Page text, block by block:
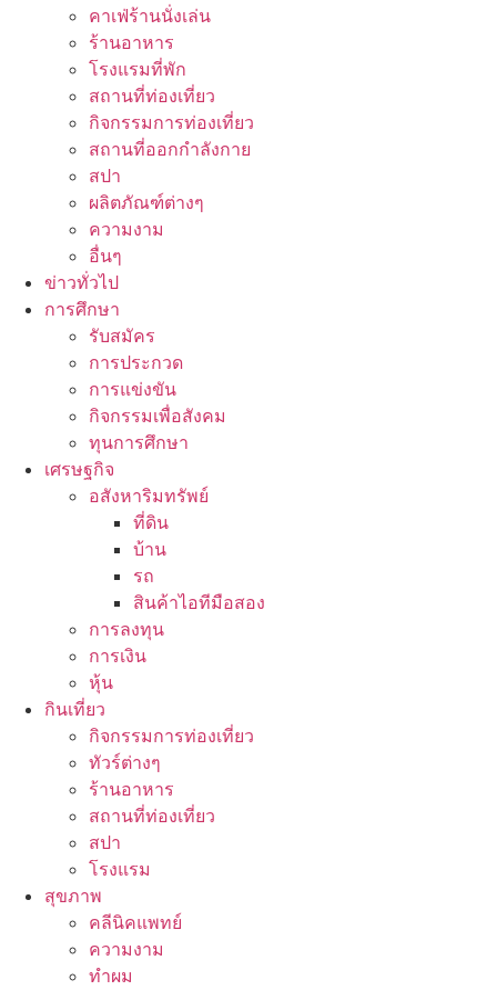
คาเฟ่ร้านนั่งเล่น
ร้านอาหาร
โรงแรมที่พัก
สถานที่ท่องเที่ยว
กิจกรรมการท่องเที่ยว
สถานที่ออกกำลังกาย
สปา
ผลิตภัณฑ์ต่างๆ
ความงาม
อื่นๆ
ข่าวทั่วไป
การศึกษา
รับสมัคร
การประกวด
การแข่งขัน
กิจกรรมเพื่อสังคม
ทุนการศึกษา
เศรษฐกิจ
อสังหาริมทรัพย์
ที่ดิน
บ้าน
รถ
สินค้าไอทีมือสอง
การลงทุน
การเงิน
หุ้น
กินเที่ยว
กิจกรรมการท่องเที่ยว
ทัวร์ต่างๆ
ร้านอาหาร
สถานที่ท่องเที่ยว
สปา
โรงแรม
สุขภาพ
คลีนิคแพทย์
ความงาม
ทำผม